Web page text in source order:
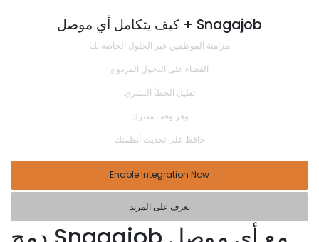
كيف يتكامل أي موصل + Snagajob
مزامنة الموظفين عبر الحلول الخاصة بك
القضاء على الدخول المزدوج
تقليل الخطأ البشري
وفر وقت مديرك
حافظ على تحديث أنظمتك
Enable Integration Now
تعرف على المزيد